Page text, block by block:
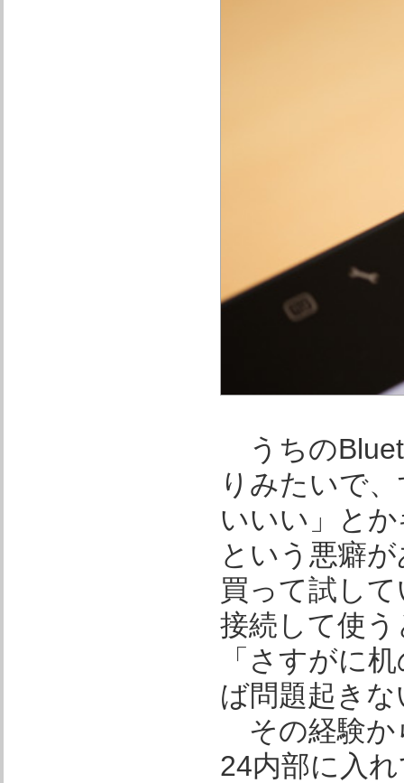
うちの
りみたいで
いいい」と
という悪癖
買って試し
接続して使
「さすがに
ば問題起き
その経験か
24内部に入